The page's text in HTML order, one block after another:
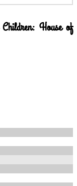
House of